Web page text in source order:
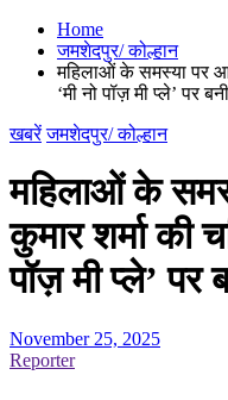
Home
जमशेदपुर/ कोल्हान
महिलाओं के समस्या पर
‘मी नो पॉज़ मी प्ले’ पर
खबरें जमशेदपुर/ कोल्हान
महिलाओं के
कुमार शर्मा की
पॉज़ मी प्ले’ पर
November 25, 2025
Reporter